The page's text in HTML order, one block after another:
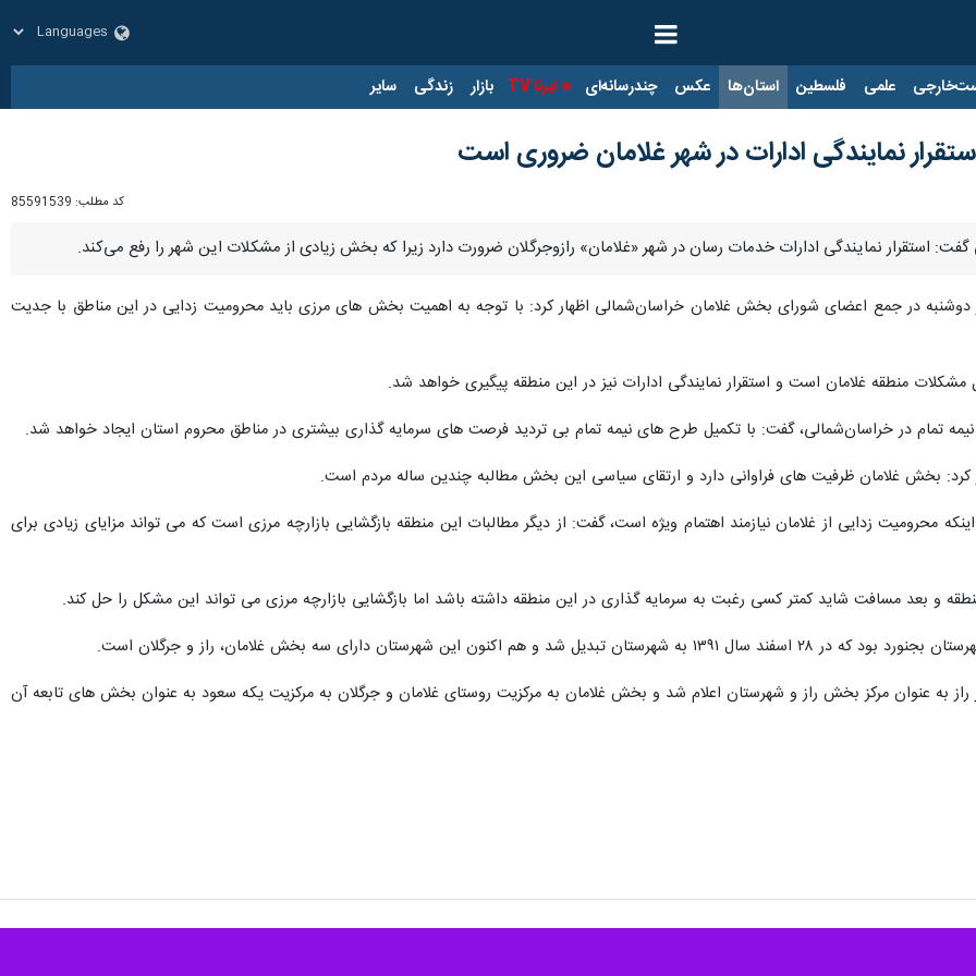
علمی فلسطین استان‌ها عکس چندرسانه‌ای ایرنا TV بازار زندگی سایر
نمایندگی ادارات در شهر غلامان ضروری است
کد مطلب: 85591539